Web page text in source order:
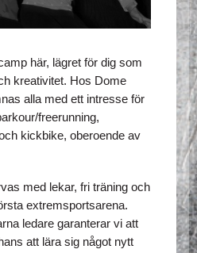
här, lägret för dig som
kreativitet. Hos Dome
alla med ett intresse för
freerunning,
kickbike, oberoende av
med lekar, fri träning och
extremsportsarena.
ledare garanterar vi att
att lära sig något nytt